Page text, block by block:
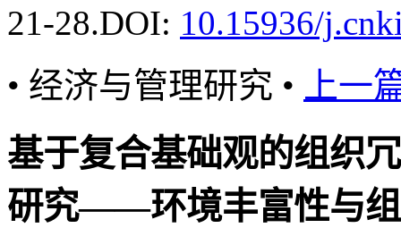
21-28.DOI: 10.15936/
• 经济与管理研究 •
上一
基于复合基础观的组织
研究——环境丰富性与